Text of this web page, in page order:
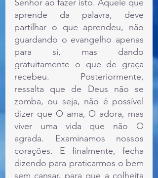
Senhor ao fazer isto. Aquele que
aprende da palavra, deve
partilhar o que aprendeu, não
guardando o evangelho apenas
para si, mas dando
gratuitamente o que de graça
recebeu. Posteriormente,
ressalta que de Deus não se
zomba, ou seja, não é possível
dizer que O ama, O adora, mas
viver uma vida que não O
agrada. Examinamos nossos
corações. E finalmente, fecha
dizendo para praticarmos o bem
sem cansar, para que a colheita